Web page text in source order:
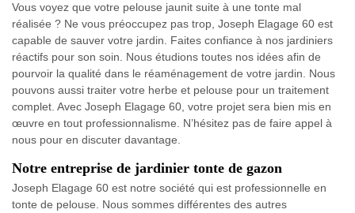
Vous voyez que votre pelouse jaunit suite à une tonte mal
réalisée ? Ne vous préoccupez pas trop, Joseph Elagage 60 est
capable de sauver votre jardin. Faites confiance à nos jardiniers
réactifs pour son soin. Nous étudions toutes nos idées afin de
pourvoir la qualité dans le réaménagement de votre jardin. Nous
pouvons aussi traiter votre herbe et pelouse pour un traitement
complet. Avec Joseph Elagage 60, votre projet sera bien mis en
œuvre en tout professionnalisme. N’hésitez pas de faire appel à
nous pour en discuter davantage.
Notre entreprise de jardinier tonte de gazon
Joseph Elagage 60 est notre société qui est professionnelle en
tonte de pelouse. Nous sommes différentes des autres